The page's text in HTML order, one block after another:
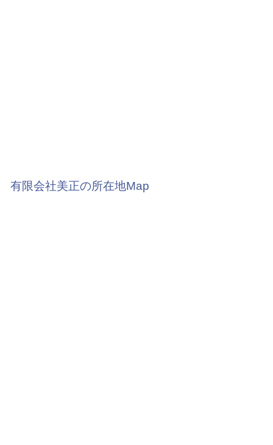
有限会社美正の所在地Map